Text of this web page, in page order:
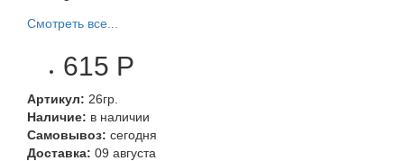
Смотреть все...
615 Р
Артикул: 26гр.
Наличие: в наличии
Самовывоз: сегодня
Доставка: 09 августа